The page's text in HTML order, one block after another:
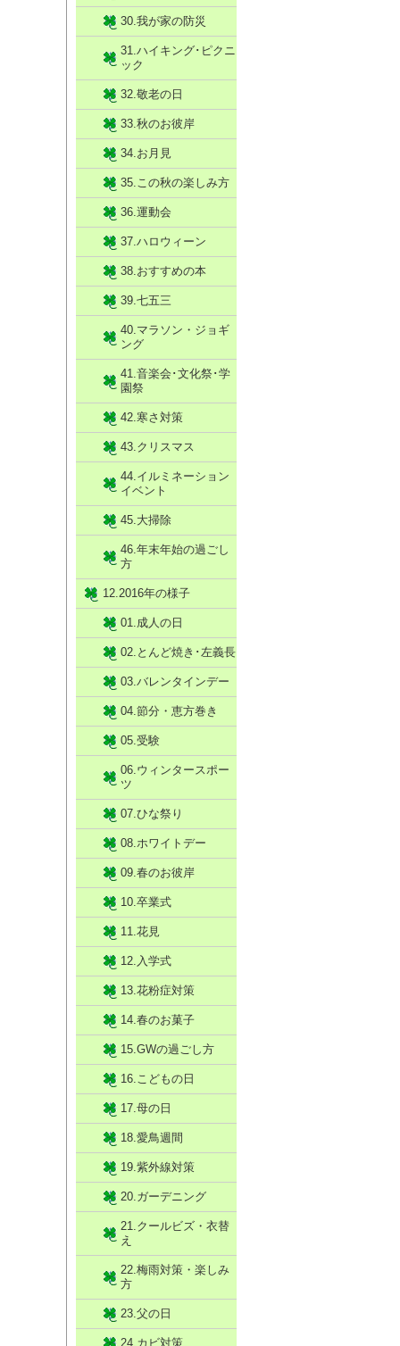
30.我が家の防災
31.ハイキング･ピクニ
ック
32.敬老の日
33.秋のお彼岸
34.お月見
35.この秋の楽しみ方
36.運動会
37.ハロウィーン
38.おすすめの本
39.七五三
40.マラソン・ジョギ
ング
41.音楽会･文化祭･学
園祭
42.寒さ対策
43.クリスマス
44.イルミネーション
イベント
45.大掃除
46.年末年始の過ごし
方
12.2016年の様子
01.成人の日
02.とんど焼き･左義長
03.バレンタインデー
04.節分・恵方巻き
05.受験
06.ウィンタースポー
ツ
07.ひな祭り
08.ホワイトデー
09.春のお彼岸
10.卒業式
11.花見
12.入学式
13.花粉症対策
14.春のお菓子
15.GWの過ごし方
16.こどもの日
17.母の日
18.愛鳥週間
19.紫外線対策
20.ガーデニング
21.クールビズ・衣替
え
22.梅雨対策・楽しみ
方
23.父の日
24.カビ対策